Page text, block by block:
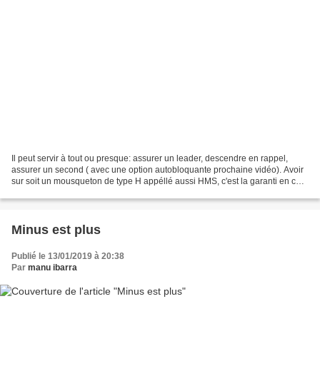
Il peut servir à tout ou presque: assurer un leader, descendre en rappel,
assurer un second ( avec une option autobloquante prochaine vidéo). Avoir
sur soit un mousqueton de type H appéllé aussi HMS, c'est la garanti en cas
Minus est plus
Publié le 13/01/2019 à 20:38
Par manu ibarra